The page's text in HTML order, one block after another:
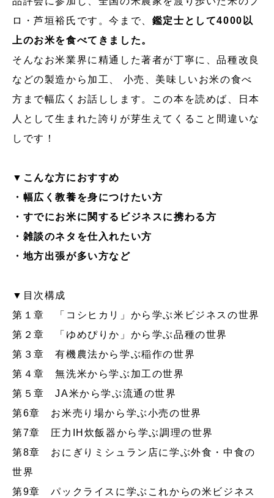
ロ・芦垣裕氏です。今まで、 鑑定士として4000以
上のお米を食べてきました。
そんなお米業界に精通した著者が丁寧に、品種改良
などの製造から加工、 小売、美味しいお米の食べ
方まで幅広くお話しします。この本を読めば、日本
人として生まれた誇りが芽生えてくること間違いな
しです！
▼こんな方におすすめ
・幅広く教養を身につけたい方
・すでにお米に関するビジネスに携わる方
・雑談のネタを仕入れたい方
・地方出張が多い方など
▼目次構成
第１章 「コシヒカリ」から学ぶ米ビジネスの世界
第２章 「ゆめぴりか」から学ぶ品種の世界
第３章 有機農法から学ぶ稲作の世界
第４章 無洗米から学ぶ加工の世界
第５章 JA米から学ぶ流通の世界
第6章 お米売り場から学ぶ小売の世界
第7章 圧力IH炊飯器から学ぶ調理の世界
第8章 おにぎりミシュラン店に学ぶ外食・中食の
世界
第9章 パックライスに学ぶこれからの米ビジネス